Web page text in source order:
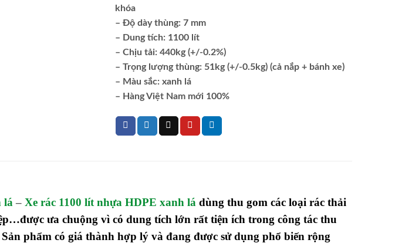
khóa
– Độ dày thùng: 7 mm
– Dung tích: 1100 lít
– Chịu tải: 440kg (+/-0.2%)
– Trọng lượng thùng: 51kg (+/-0.5kg) (cả nắp + bánh xe)
– Màu sắc: xanh lá
– Hàng Việt Nam mới 100%
lá – Xe rác 1100 lít nhựa HDPE xanh lá dùng thu gom các loại rác thải
ưa chuộng vì có dung tích lớn rất tiện ích trong công tác thu
phẩm có giá thành hợp lý và đang được sử dụng phổ biến rộng